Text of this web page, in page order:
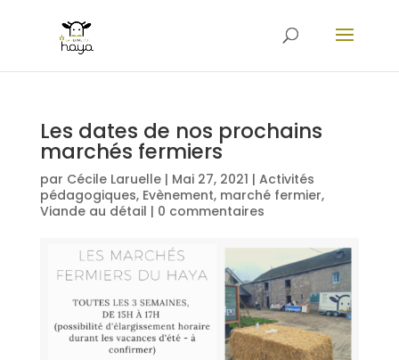
Les dates de nos prochains
marchés fermiers
par Cécile Laruelle| Mai 27, 2021 | Activités
pédagogiques, Evènement, marché fermier,
Viande au détail | 0 commentaires